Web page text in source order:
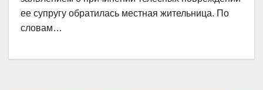
ее супругу обратилась местная жительница. По
словам…